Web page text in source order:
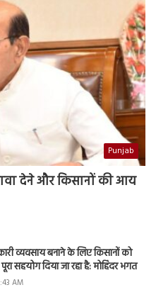
Punjab
देने और किसानों की आय
व्यवसाय बनाने के लिए किसानों को
सहयोग दिया जा रहा है: मोहिंदर भगत
AM